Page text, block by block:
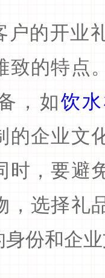
户的开业
致的特点
，如饮
的企业文
时，要避
，选择礼
份和企